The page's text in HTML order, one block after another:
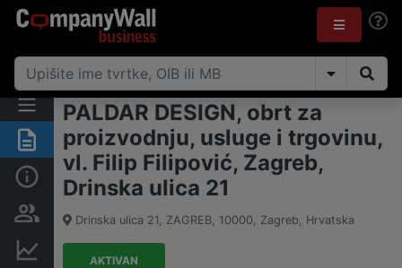
Sažetak
Osnovne informacije
Osobe i vlasništvo
Financijski podaci
PALDAR DESIGN, obrt za
proizvodnju, usluge i trgovinu,
vl. Filip Filipović, Zagreb,
Drinska ulica 21
Drinska ulica 21, ZAGREB, 10000, Zagreb, Hrvatska
AKTIVAN